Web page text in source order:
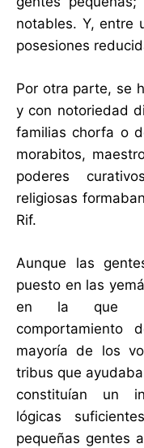
notables. Y, entre
posesiones
Por otra parte, se
y con notoriedad
familias chorfa o
morabitos,
poderes
religiosas
Rif.
Aunque las
puesto en las
en la que
comportamiento
mayoría de los
tribus que
constituían un
lógicas
pequeñas gentes